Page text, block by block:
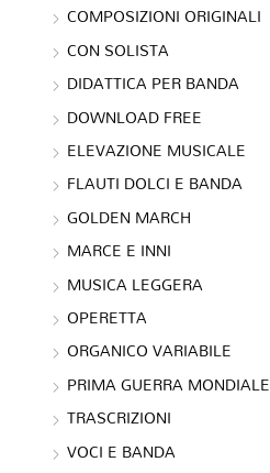
COMPOSIZIONI ORIGINALI
CON SOLISTA
DIDATTICA PER BANDA
DOWNLOAD FREE
ELEVAZIONE MUSICALE
FLAUTI DOLCI E BANDA
GOLDEN MARCH
MARCE E INNI
MUSICA LEGGERA
OPERETTA
ORGANICO VARIABILE
PRIMA GUERRA MONDIALE
TRASCRIZIONI
VOCI E BANDA